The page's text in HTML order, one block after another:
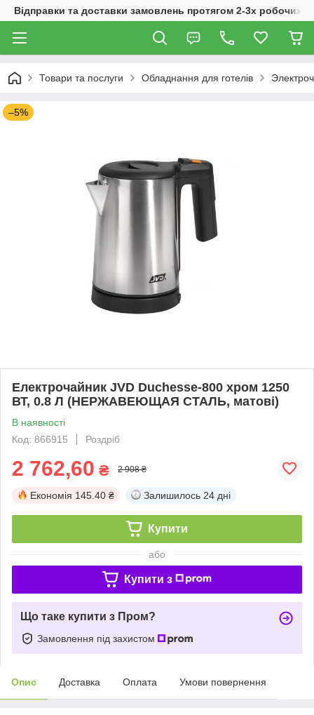
Відправки та доставки замовлень протягом 2-3х робочих
Товари та послуги Обладнання для готелів
–5%
Електрочайник JVD Duchesse-800 хром 1250
ВТ, 0.8 Л (НЕРЖАВЕЮЩАЯ СТАЛЬ, матові)
В наявності
Код: 866915
Роздріб
2 762,60 ₴ 2 908 ₴
Економія 145.40 ₴ Залишилось 24 дні
Купити
або
Купити з
Що таке купити з Пром?
Замовлення під захистом
Опис Доставка Оплата Умови повернення